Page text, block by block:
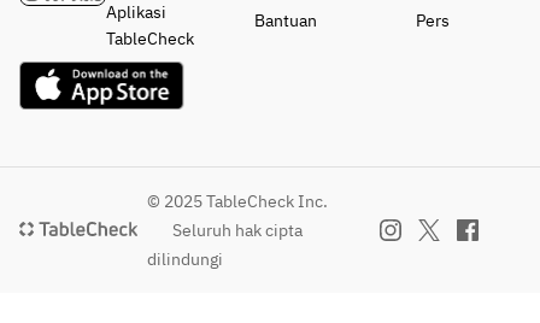
Aplikasi
TableCheck
Bantuan
Pers
© 2025 TableCheck Inc.
Seluruh hak cipta
dilindungi